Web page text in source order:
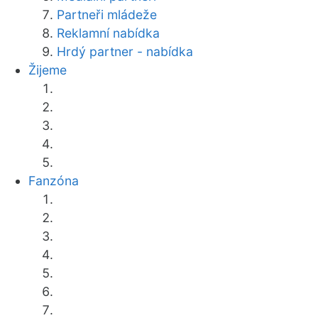
Partneři mládeže
Reklamní nabídka
Hrdý partner - nabídka
Žijeme
Fanzóna